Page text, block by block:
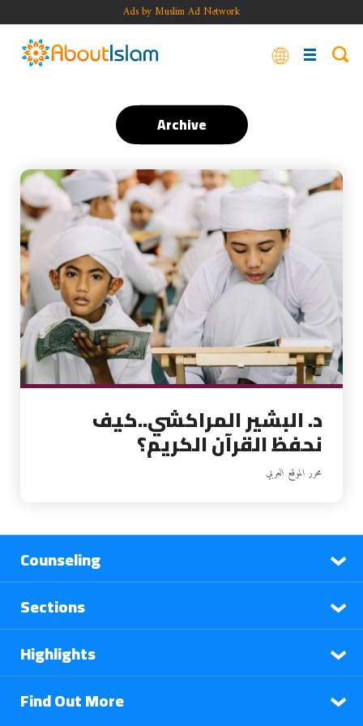
Ads by Muslim Ad Network
Archive
د. البشير المراكشي..كيف
نحفظ القرآن الكريم؟
محرر الموقع العربي
Counseling
Sections
Highlights
Find Out More